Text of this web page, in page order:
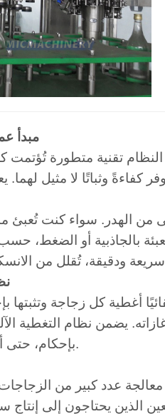
مبدأ
تقنية متطورة تُؤتمت
من الهدر. سواء كنت
بالجاذبية أو الضغط،
أغطية كل زجاجة
يضمن نظام التغطية
بإحكام، حتى أثناء العمليات عالية السرعة.
عدد كبير من